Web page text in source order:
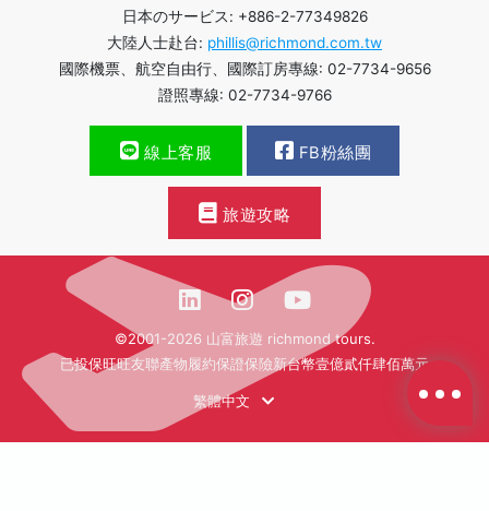
日本のサービス: +886-2-77349826
大陸人士赴台: phillis@richmond.com.tw
國際機票、航空自由行、國際訂房專線: 02-7734-9656
證照專線: 02-7734-9766
線上客服 FB粉絲團
旅遊攻略
©2001-2026 山富旅遊 richmond tours.
已投保旺旺友聯產物履約保證保險新台幣壹億貳仟肆佰萬元
繁體中文